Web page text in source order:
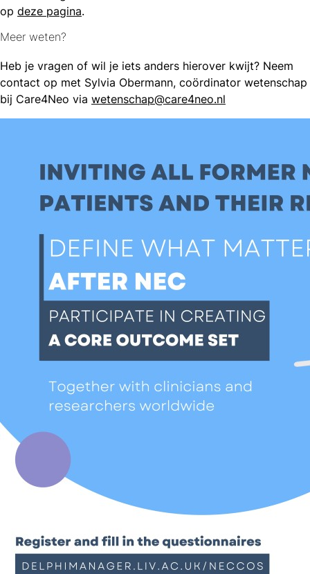
op deze pagina.
Meer weten?
Heb je vragen of wil je iets anders hierover kwijt? Neem
contact op met Sylvia Obermann, coördinator wetenschap
bij Care4Neo via wetenschap@care4neo.nl